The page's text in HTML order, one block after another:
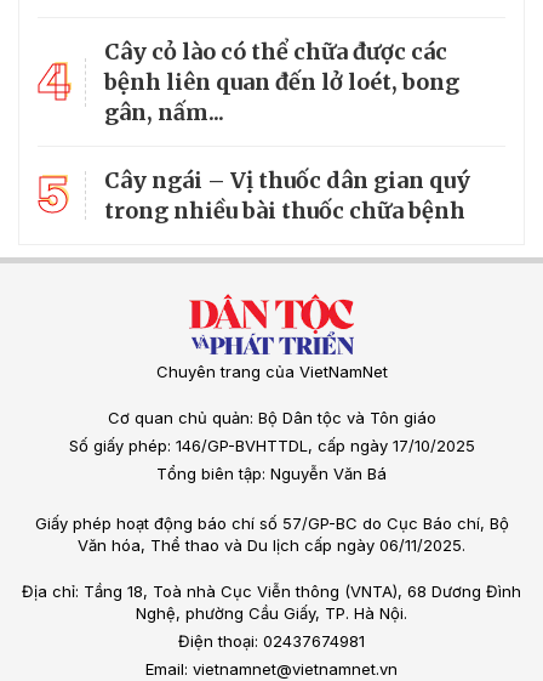
4
Cây cỏ lào có thể chữa được các
bệnh liên quan đến lở loét, bong
gân, nấm...
5
Cây ngái – Vị thuốc dân gian quý
trong nhiều bài thuốc chữa bệnh
Chuyên trang của VietNamNet
Cơ quan chủ quản: Bộ Dân tộc và Tôn giáo
Số giấy phép: 146/GP-BVHTTDL, cấp ngày 17/10/2025
Tổng biên tập: Nguyễn Văn Bá
Giấy phép hoạt động báo chí số 57/GP-BC do Cục Báo chí, Bộ
Văn hóa, Thể thao và Du lịch cấp ngày 06/11/2025.
Địa chỉ: Tầng 18, Toà nhà Cục Viễn thông (VNTA), 68 Dương Đình
Nghệ, phường Cầu Giấy, TP. Hà Nội.
Điện thoại: 02437674981
Email: vietnamnet@vietnamnet.vn